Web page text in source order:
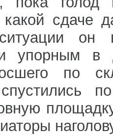
сдаче
ситуации
упорным в
по